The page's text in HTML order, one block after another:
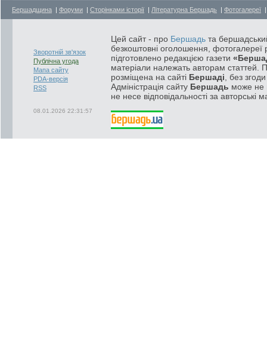
Бершадщина | Форуми | Сторінками історії | Літературна Бершадь | Фотогалереї
Зворотній зв'язок
Публічна угода
Мапа сайту
PDA-версія
RSS
08.01.2026 22:31:57
Цей сайт - про Бершадь та
безкоштовні оголошення, фотогалереї
підготовлено редакцією газети
матеріали належать авторам статтей.
розміщена на сайті Бершаді , без
Адміністрація сайту Бершадь може не
не несе відповідальності за авторські